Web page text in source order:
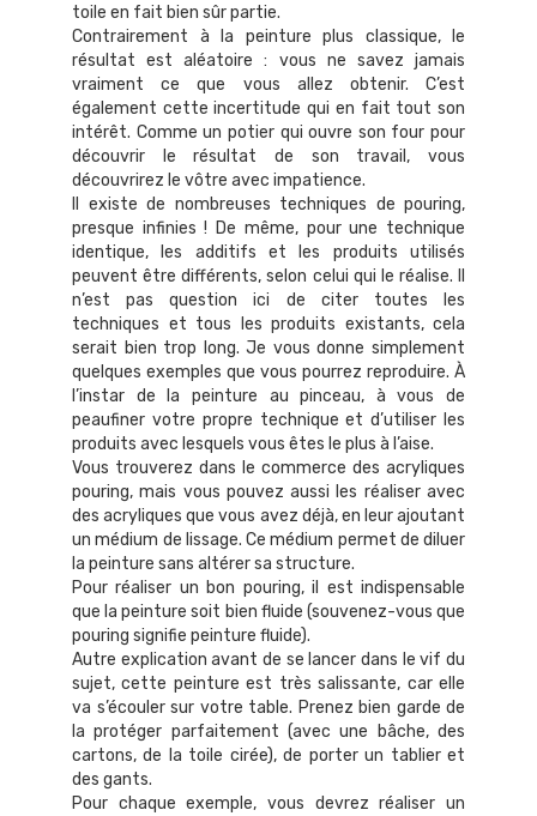
toile en fait bien sûr partie.
Contrairement à la peinture plus classique, le
résultat est aléatoire : vous ne savez jamais
vraiment ce que vous allez obtenir. C’est
également cette incertitude qui en fait tout son
intérêt. Comme un potier qui ouvre son four pour
découvrir le résultat de son travail, vous
découvrirez le vôtre avec impatience.
Il existe de nombreuses techniques de pouring,
presque infinies ! De même, pour une technique
identique, les additifs et les produits utilisés
peuvent être différents, selon celui qui le réalise. Il
n’est pas question ici de citer toutes les
techniques et tous les produits existants, cela
serait bien trop long. Je vous donne simplement
quelques exemples que vous pourrez reproduire. À
l’instar de la peinture au pinceau, à vous de
peaufiner votre propre technique et d’utiliser les
produits avec lesquels vous êtes le plus à l’aise.
Vous trouverez dans le commerce des acryliques
pouring, mais vous pouvez aussi les réaliser avec
des acryliques que vous avez déjà, en leur ajoutant
un médium de lissage. Ce médium permet de diluer
la peinture sans altérer sa structure.
Pour réaliser un bon pouring, il est indispensable
que la peinture soit bien fluide (souvenez-vous que
pouring signifie peinture fluide).
Autre explication avant de se lancer dans le vif du
sujet, cette peinture est très salissante, car elle
va s’écouler sur votre table. Prenez bien garde de
la protéger parfaitement (avec une bâche, des
cartons, de la toile cirée), de porter un tablier et
des gants.
Pour chaque exemple, vous devrez réaliser un